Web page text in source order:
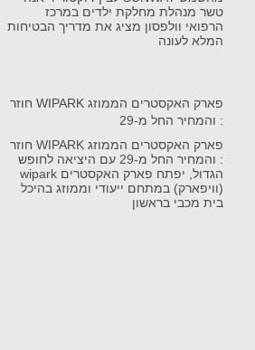
טשר מנהלת מחלקת ילדים במרכז
הרפואי וולפסון מציג את מדריך הבטיחות
המלא לעונה
פארק האקסטרים הממוזג WIPARK חוזר
: והמחיר החל מ-29
פארק האקסטרים הממוזג WIPARK חוזר
: והמחיר החל מ-29 עם היציאה לחופש
הגדול, יפתח פארק האקסטרים wipark
(וויפארק) במתחם ייעודי וממוזג בהיכל
בית מכבי בראשון